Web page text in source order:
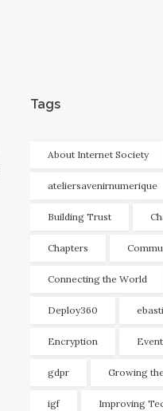
Tags
About Internet Society
ateliersavenirnumerique
Building Trust
Chapters
Connecting the World
Deploy360
Encryption
gdpr Growing
igf Improving